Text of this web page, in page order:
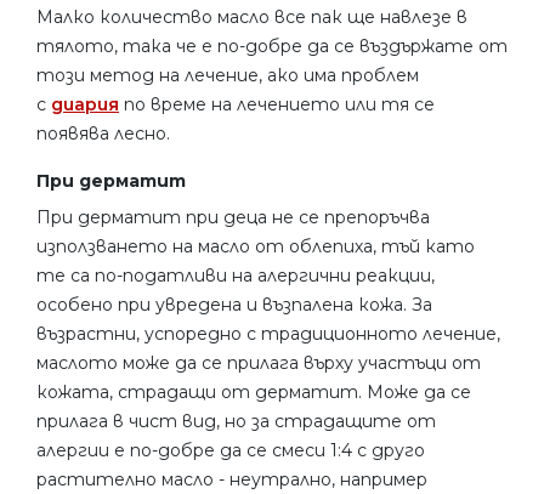
Малко количество масло все пак ще навлезе в
тялото, така че е по-добре да се въздържате от
този метод на лечение, ако има проблем
с диария по време на лечението или тя се
появява лесно.
При дерматит
При дерматит при деца не се препоръчва
използването на масло от облепиха, тъй като
те са по-податливи на алергични реакции,
особено при увредена и възпалена кожа. За
възрастни, успоредно с традиционното лечение,
маслото може да се прилага върху участъци от
кожата, страдащи от дерматит. Може да се
прилага в чист вид, но за страдащите от
алергии е по-добре да се смеси 1:4 с друго
растително масло - неутрално, например